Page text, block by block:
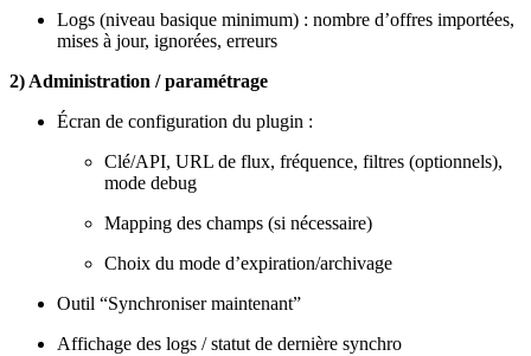
Logs (niveau basique minimum) : nombre d’offres importées,
mises à jour, ignorées, erreurs
2) Administration / paramétrage
Écran de configuration du plugin :
Clé/API, URL de flux, fréquence, filtres (optionnels),
mode debug
Mapping des champs (si nécessaire)
Choix du mode d’expiration/archivage
Outil “Synchroniser maintenant”
Affichage des logs / statut de dernière synchro